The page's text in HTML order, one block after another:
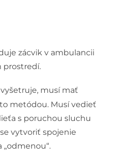
zácvik v ambulancii
prostredí.
musí mať
metódou. Musí vedieť
s poruchou sluchu
vytvoriť spojenie